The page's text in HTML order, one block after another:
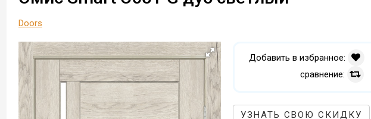
Doors
Добавить в избранное:
сравнение:
УЗНАТЬ СВОЮ СКИДКУ